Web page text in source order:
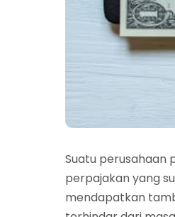
Suatu perusahaan
perpajakan yang
mendapatkan